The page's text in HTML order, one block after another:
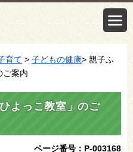
育て > 子どもの健康> 親子ふ
案内
よっこ教室」のご
ページ番号：P-003168